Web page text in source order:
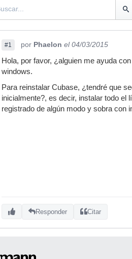
#1 por Phaelon el 04/03/2015
Hola, por favor, ¿alguien me ayuda
windows.
Para reinstalar Cubase, ¿tendré que
inicialmente?, es decir, instalar todo el
registrado de algún modo y sobra con
Responder Citar